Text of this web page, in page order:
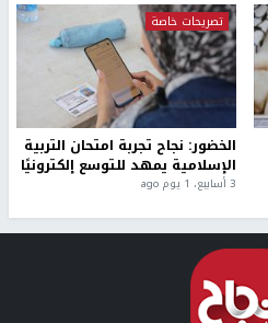
تصريحات خاصة
الخضور: نجاح تجربة امتحان التربية
الإسلامية يمهد للتوسع إلكترونيًا
3 أسابيع، 1 يوم ago